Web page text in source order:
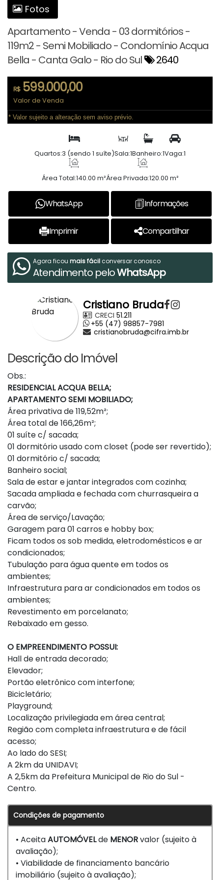
Fotos
Apartamento - Venda - 03 dormitórios -
119m2 - Semi Mobiliado - Condomínio Acqua
Bella - Canta Galo - Rio do Sul
2640
R$599.000,00
Valor de Venda
* Valor sujeito a alteração sem aviso prévio.
Quartos:3 (sendo 1 suíte)Sala:1Banheiro:1Vaga:1
Área Total:140.00 m²Área Privada:120.00 m²
WhatsApp Informações
Imprimir Compartilhar
Agora ficou mais fácilconversar conosco
Atendimento peloWhatsApp
Cristiano Bruda
CRECI 51.211
+55 (47) 98857-7981
cristianobruda@cifra.imb.br
Descrição do Imóvel
Obs.:
RESIDENCIAL ACQUA BELLA;
APARTAMENTO SEMI MOBILIADO;
Área privativa de 119,52m²;
Área total de 166,26m²;
01 suíte c/ sacada;
01 dormitório usado com closet (pode ser revertido);
01 dormitório c/ sacada;
Banheiro social;
Sala de estar e jantar integrados com cozinha;
Sacada ampliada e fechada com churrasqueira a
carvão;
Área de serviço/Lavação;
Garagem para 01 carros e hobby box;
Ficam todos os sob medida, eletrodomésticos e ar
condicionados;
Tubulação para água quente em todos os
ambientes;
Infraestrutura para ar condicionados em todos os
ambientes;
Revestimento em porcelanato;
Rebaixado em gesso.
O EMPREENDIMENTO POSSUI:
Hall de entrada decorado;
Elevador;
Portão eletrônico com interfone;
Bicicletário;
Playground;
Localização privilegiada em área central;
Região com completa infraestrutura e de fácil
acesso;
Ao lado do SESI;
A 2km da UNIDAVI;
A 2,5km da Prefeitura Municipal de Rio do Sul -
Centro.
Condições de pagamento
• AceitaAUTOMÓVELde MENORvalor (sujeito à
avaliação);
• Viabilidade de financiamento bancário
imobiliário (sujeito à avaliação);